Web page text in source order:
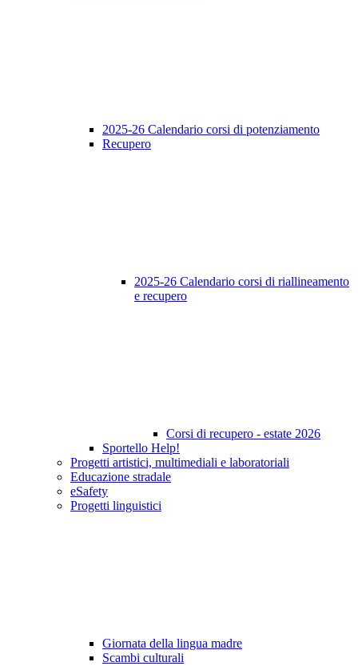
2025-26 Calendario corsi di potenziamento
Recupero
2025-26 Calendario corsi di riallineamento
e recupero
Corsi di recupero - estate 2026
Sportello Help!
Progetti artistici, multimediali e laboratoriali
Educazione stradale
eSafety
Progetti linguistici
Giornata della lingua madre
Scambi culturali